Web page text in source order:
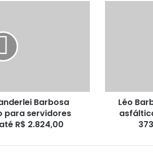
Barbosa
para servidores
R$ 2.824,00
Léo